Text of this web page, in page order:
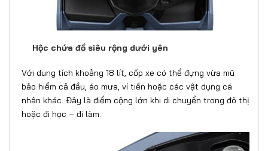
Hộc chứa đồ siêu rộng dưới yên
Với dung tích khoảng 18 lít, cốp xe có thể đựng vừa mũ
bảo hiểm cả đầu, áo mưa, ví tiền hoặc các vật dụng cá
nhân khác. Đây là điểm cộng lớn khi di chuyển trong đô thị
hoặc đi học – đi làm.